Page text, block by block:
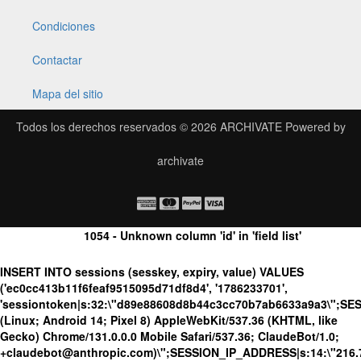
Condiciones
Contactar
Mapa del sitio
Todos los derechos reservados © 2026 ARCHIVATEPowered by
archivate
1054 - Unknown column 'id' in 'field list'
INSERT INTO sessions (sesskey, expiry, value) VALUES
('ec0cc413b11f6feaf9515095d71df8d4', '1786233701',
(Linux; Android 14; Pixel 8) AppleWebKit/537.36 (KHTML, like
Gecko) Chrome/131.0.0.0 Mobile Safari/537.36; ClaudeBot/1.0;